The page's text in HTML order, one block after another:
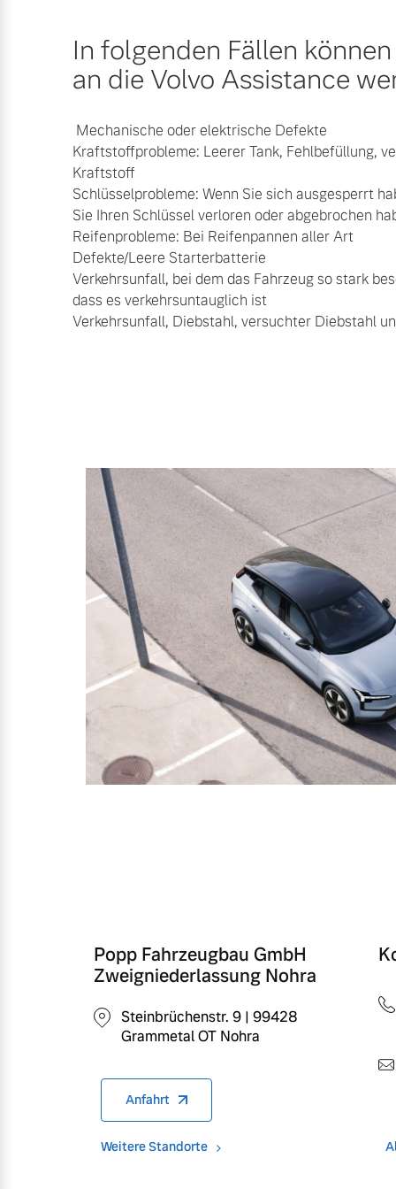
Mehr erfahren
Entdecken Sie unsere saisonalen
Mehr erfahren
Finanzierung & Leasing
Versicherung
In folgenden Fällen
an die Volvo Assistance
Mechanische oder elektrische Defekte
Kraftstoffprobleme: Leerer Tank, Fehlbefüllung,
Kraftstoff
Schlüsselprobleme: Wenn Sie sich ausgesperrt
Sie Ihren Schlüssel verloren oder abgebrochen
Reifenprobleme: Bei Reifenpannen aller Art
Defekte/Leere Starterbatterie
Verkehrsunfall, bei dem das Fahrzeug so stark
dass es verkehrsuntauglich ist
Verkehrsunfall, Diebstahl, versuchter Diebstahl
Popp Fahrzeugbau GmbH
Zweigniederlassung Nohra
Steinbrüchenstr. 9 | 99428
Grammetal OT Nohra
Anfahrt
Weitere Standorte